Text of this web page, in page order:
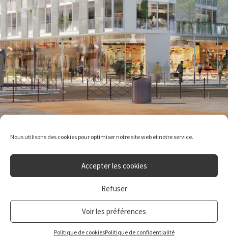
Nous utilisons des cookies pour optimiser notre site web et notre service.
Accepter les cookies
Refuser
Voir les préférences
Politique de cookiesPolitique de confidentialité
Plan dusite|Mentions
légales